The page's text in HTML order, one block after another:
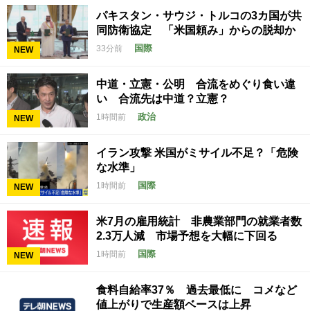
NEW
パキスタン・サウジ・トルコの3カ国が共
同防衛協定 「米国頼み」からの脱却か
33分前 国際
NEW
中道・立憲・公明 合流をめぐり食い違
い 合流先は中道？立憲？
1時間前 政治
NEW
イラン攻撃 米国がミサイル不足？「危険
な水準」
1時間前 国際
NEW
米7月の雇用統計 非農業部門の就業者数
2.3万人減 市場予想を大幅に下回る
1時間前 国際
食料自給率37％ 過去最低に コメなど
値上がりで生産額ベースは上昇